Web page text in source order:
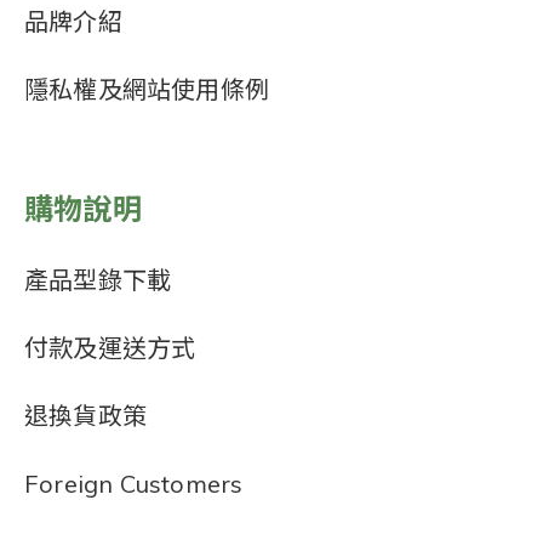
品牌介紹
隱私權及網站使用條例
購物說明
產品型錄下載
付款及運送方式
退換貨政策
Foreign Customers